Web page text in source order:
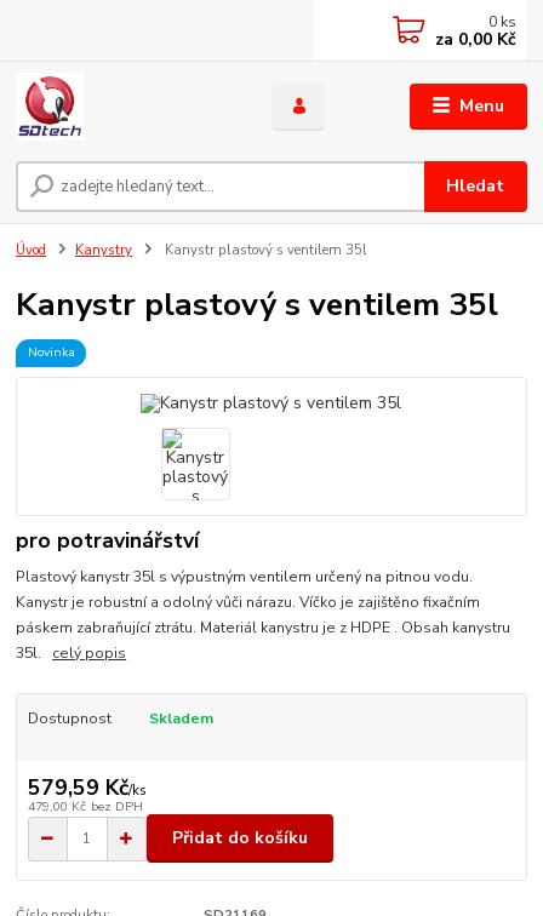
Menu
Hledat
0 ks
za 0,00 Kč
Úvod Kanystry Kanystr plastový s ventilem 35l
Kanystr plastový s ventilem 35l
Novinka
pro potravinářství
Plastový kanystr 35l s výpustným ventilem určený na pitnou vodu.
Kanystr je robustní a odolný vůči nárazu. Víčko je zajištěno fixačním
páskem zabraňující ztrátu. Materiál kanystru je z HDPE . Obsah kanystru
35l. celý popis
Dostupnost Skladem
579,59 Kč/ks
479,00 Kč bez DPH
Přidat do košíku